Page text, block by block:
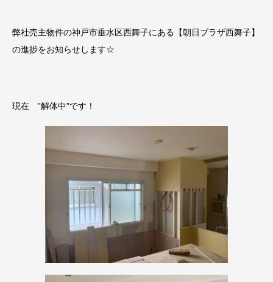
弊社売主物件の神戸市垂水区西舞子にある【朝日プラザ西舞子】
の進捗をお知らせします☆
現在 ”解体中”です！